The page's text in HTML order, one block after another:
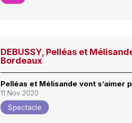
DEBUSSY, Pelléas et
Bordeaux
Pelléas et Mélisande vont s’aimer
11 Nov 2020
Spectacle